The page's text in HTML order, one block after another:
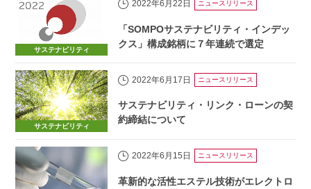
サステナビリティ
2022年6月22日 ニュースリリース
「SOMPOサステナビリティ・インデッ
クス」構成銘柄に７年連続で選定
サステナビリティ
2022年6月17日 ニュースリリース
サステナビリティ・リンク・ローンの契
約締結について
2022年6月15日 ニュースリリース
革新的な活性エステル技術がエレクトロ